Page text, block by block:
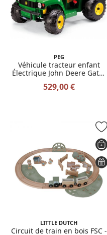
PEG
Véhicule tracteur enfant
Électrique John Deere Gator
529,00 €
LITTLE DUTCH
Circuit de train en bois FSC -